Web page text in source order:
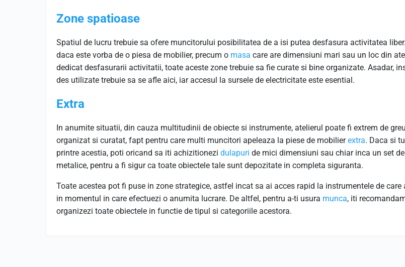
Zone spatioase
Spatiul de lucru trebuie sa ofere muncitorului posibilitatea de a isi putea desfasura activitatea
daca este vorba de o piesa de mobilier, precum o masa care are dimensiuni mari sau un loc din
dedicat desfasurarii activitatii, toate aceste zone trebuie sa fie curate si bine organizate. Asadar,
des utilizate trebuie sa se afle aici, iar accesul la sursele de electricitate este esential.
Extra
In anumite situatii, din cauza multitudinii de obiecte si instrumente, atelierul poate fi extrem de
organizat si curatat, fapt pentru care multi muncitori apeleaza la piese de mobilierextra. Daca si
printre acestia, poti oricand sa iti achizitionezi dulapuri de mici dimensiuni sau chiar inca un set
metalice, pentru a fi sigur ca toate obiectele tale sunt depozitate in completa siguranta.
Toate acestea pot fi puse in zone strategice, astfel incat sa ai acces rapid la instrumentele de care
in momentul in care efectuezi o anumita lucrare. De altfel, pentru a-ti usura munca, iti
organizezi toate obiectele in functie de tipul si categoriile acestora.